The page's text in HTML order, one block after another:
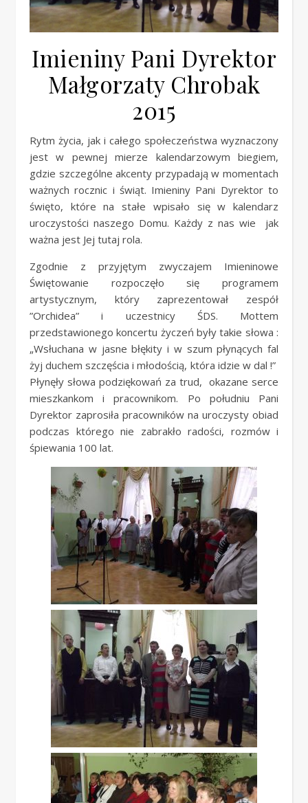
Imieniny Pani Dyrektor
Małgorzaty Chrobak
2015
Rytm życia, jak i całego społeczeństwa wyznaczony
jest w pewnej mierze kalendarzowym biegiem,
gdzie szczególne akcenty przypadają w momentach
ważnych rocznic i świąt. Imieniny Pani Dyrektor to
święto, które na stałe wpisało się w kalendarz
uroczystości naszego Domu. Każdy z nas wie jak
ważna jest Jej tutaj rola.
Zgodnie z przyjętym zwyczajem Imieninowe
Świętowanie rozpoczęło się programem
artystycznym, który zaprezentował zespół
”Orchidea” i uczestnicy ŚDS. Mottem
przedstawionego koncertu życzeń były takie słowa :
„Wsłuchana w jasne błękity i w szum płynących fal
żyj duchem szczęścia i młodością, która idzie w dal !”
Płynęły słowa podziękowań za trud, okazane serce
mieszkankom i pracownikom. Po południu Pani
Dyrektor zaprosiła pracowników na uroczysty obiad
podczas którego nie zabrakło radości, rozmów i
śpiewania 100 lat.